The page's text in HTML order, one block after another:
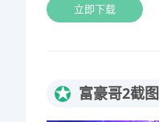
立即下载
★ 富豪哥2截图